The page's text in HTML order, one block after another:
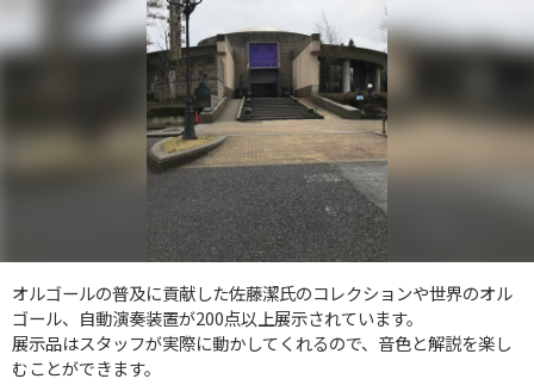
オルゴールの普及に貢献した佐藤潔氏のコレクションや世界のオル
ゴール、自動演奏装置が200点以上展示されています。
展示品はスタッフが実際に動かしてくれるので、音色と解説を楽し
むことができます。